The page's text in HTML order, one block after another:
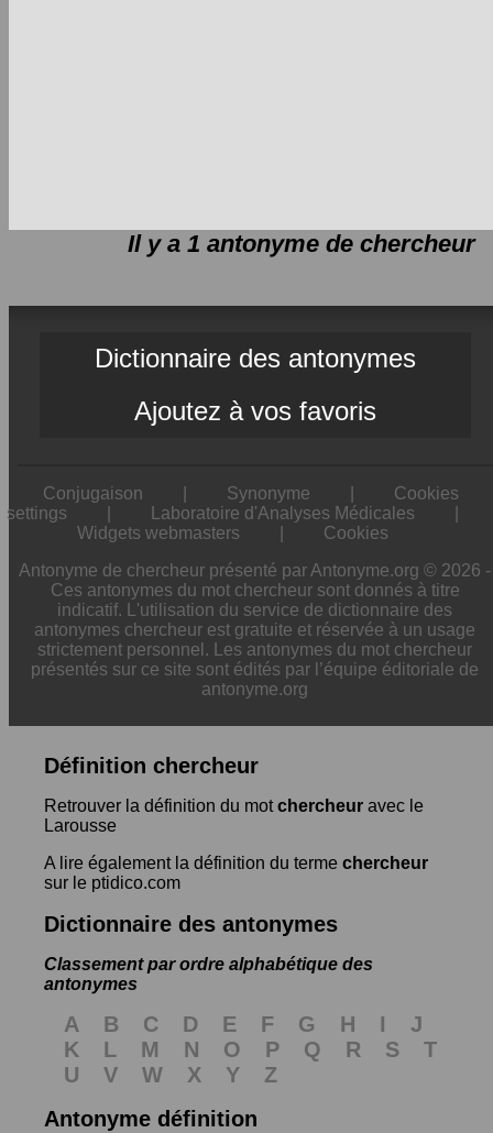
Il y a 1 antonyme de chercheur
Dictionnaire des antonymes
Ajoutez à vos favoris
Conjugaison Synonyme
Cookies
settings
Laboratoire d'Analyses Médicales
Widgets webmasters
Cookies
Antonyme de chercheur présenté par Antonyme.org © 2026 -
Ces antonymes du mot chercheur sont donnés à titre
indicatif. L'utilisation du service de dictionnaire des
antonymes chercheur est gratuite et réservée à un usage
strictement personnel. Les antonymes du mot chercheur
présentés sur ce site sont édités par l’équipe éditoriale de
antonyme.org
Définition chercheur
Retrouver la définition du motchercheur avec le
Larousse
A lire également la définition du terme chercheur
sur le ptidico.com
Dictionnaire des antonymes
Classement par ordre alphabétique des
antonymes
A B C D E F G H I
J
K
L M N O P Q R S
T
U
V W X Y
Z
Antonyme définition